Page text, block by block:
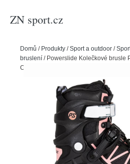
ZN sport.cz
Domů / Produkty /Sport a outdoor /
bruslení / Powerslide Kolečkové brusle
Coral 100 Trinity, 37, 3x, 100